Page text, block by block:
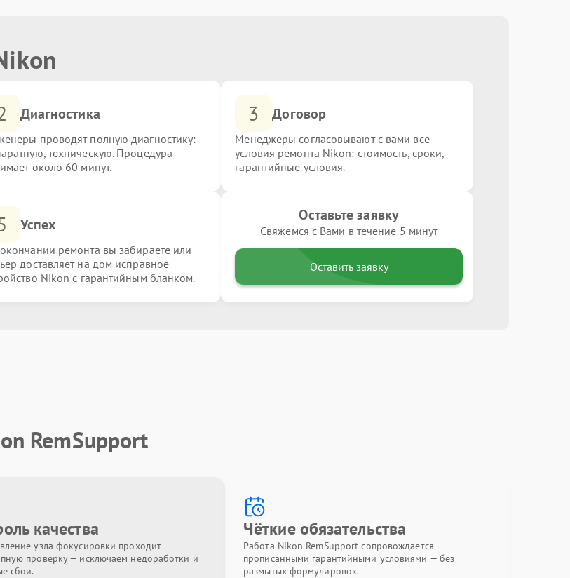
Диагностика
проводят полную диагностику:
техническую. Процедура
около 60 минут.
3 Договор
Менеджеры согласовывают с вами все
условия ремонта Nikon: стоимость, сроки,
гарантийные условия.
Успех
ремонта вы забираете или
доставляет на дом исправное
Nikon с гарантийным бланком.
Оставьте заявку
Свяжемся с Вами в течение 5 минут
Оставить заявку
RemSupport
качества
узла фокусировки проходит
проверку — исключаем недоработки и
сбои.
Чёткие обязательства
Работа Nikon RemSupport сопровождается
прописанными гарантийными условиями — без
размытых формулировок.